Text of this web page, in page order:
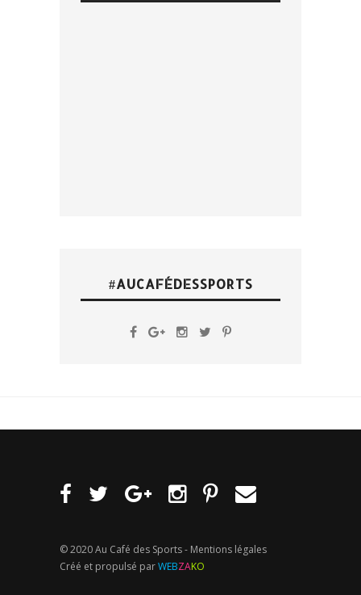
#AUCAFÉDESSPORTS
© 2020 Au Café des Sports - Mentions légales
Créé et propulsé parWEBZAKO